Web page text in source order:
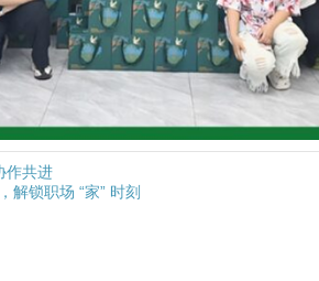
作共进
解锁职场 “家” 时刻